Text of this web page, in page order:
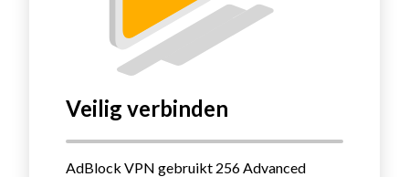
Veilig verbinden
AdBlock VPN gebruikt 256 Advanced